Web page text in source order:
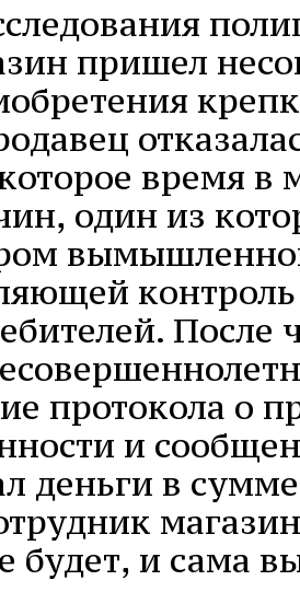
пришел
время в
один из
После
протокола о
и
деньги в
будет, и сама